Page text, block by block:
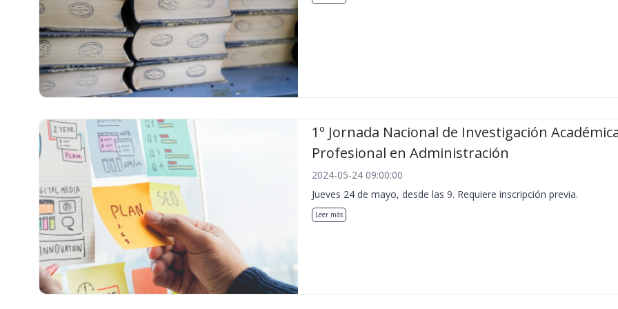
1º Jornada Nacional de Investigación
Profesional en Administración
2024-05-24 09:00:00
Jueves 24 de mayo, desde las 9. Requiere inscripción previa.
Leer más